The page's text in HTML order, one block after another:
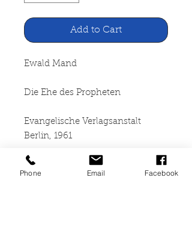
Add to Cart
Ewald Mand
Die Ehe des Propheten
Evangelische Verlagsanstalt
Berlin, 1961
351 Seiten, gebunden,
Phone Email Facebook